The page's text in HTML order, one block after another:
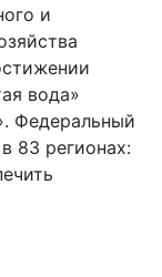
и
вода»
Федеральный
83 регионах: